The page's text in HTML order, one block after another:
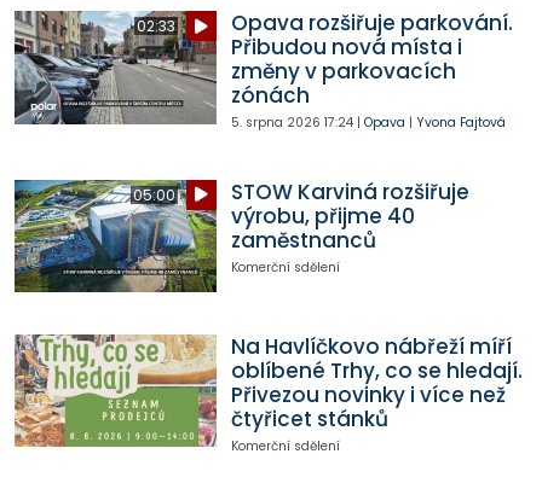
02:33
Opava rozšiřuje parkování.
Přibudou nová místa i
změny v parkovacích
zónách
5. srpna 2026 17:24| Opava | Yvona Fajtová
05:00
STOW Karviná rozšiřuje
výrobu, přijme 40
zaměstnanců
Komerční sdělení
Na Havlíčkovo nábřeží míří
oblíbené Trhy, co se hledají.
Přivezou novinky i více než
čtyřicet stánků
Komerční sdělení